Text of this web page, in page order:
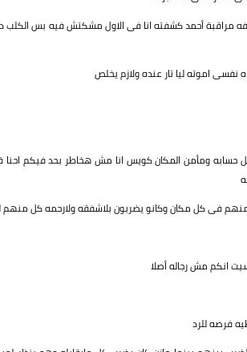
أحمد كشفته انا فى الاول مشكتش فيه بس الكلب ده
نفسى اموته ليا تار عنده ولازم يخلص
حسابه ومأمن المكان كويس انا مش هخاطر بحد فيكم
منهم فى كل مكان وكانو يضربون بلاشفقه ولارحمه كل منهم
انكم مش رجاله أصلا
فرصه للرد